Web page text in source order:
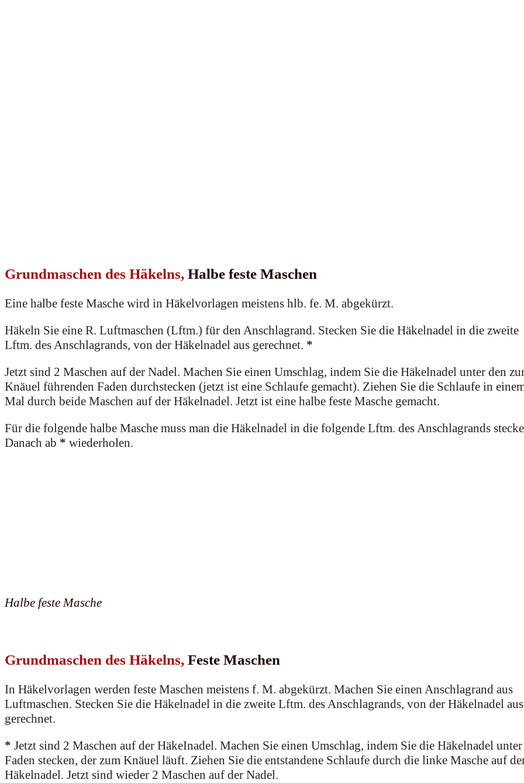
Grundmaschen des Häkelns, Halbe feste Maschen
Eine halbe feste Masche wird in Häkelvorlagen meistens hlb. fe. M. abgekürzt.
Häkeln Sie eine R. Luftmaschen (Lftm.) für den Anschlagrand. Stecken Sie die Häkelnadel in die zweite
Lftm. des Anschlagrands, von der Häkelnadel aus gerechnet. *
Jetzt sind 2 Maschen auf der Nadel. Machen Sie einen Umschlag, indem Sie die Häkelnadel unter den
Knäuel führenden Faden durchstecken (jetzt ist eine Schlaufe gemacht). Ziehen Sie die Schlaufe in
Mal durch beide Maschen auf der Häkelnadel. Jetzt ist eine halbe feste Masche gemacht.
Für die folgende halbe Masche muss man die Häkelnadel in die folgende Lftm. des Anschlagrands
Danach ab * wiederholen.
Halbe feste Masche
Grundmaschen des Häkelns, Feste Maschen
In Häkelvorlagen werden feste Maschen meistens f. M. abgekürzt. Machen Sie einen Anschlagrand aus
Luftmaschen. Stecken Sie die Häkelnadel in die zweite Lftm. des Anschlagrands, von der Häkelnadel aus
gerechnet.
* Jetzt sind 2 Maschen auf der HäkeInadel. Machen Sie einen Umschlag, indem Sie die Häkelnadel unter
Faden stecken, der zum Knäuel läuft. Ziehen Sie die entstandene Schlaufe durch die linke Masche auf
Häkelnadel. Jetzt sind wieder 2 Maschen auf der Nadel.